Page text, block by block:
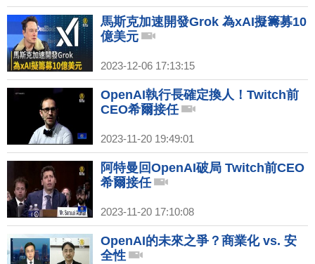
馬斯克加速開發Grok 為xAI擬籌募10
億美元
2023-12-06 17:13:15
OpenAI執行長確定換人！Twitch前
CEO希爾接任
2023-11-20 19:49:01
阿特曼回OpenAI破局 Twitch前CEO
希爾接任
2023-11-20 17:10:08
OpenAI的未來之爭？商業化 vs. 安
全性